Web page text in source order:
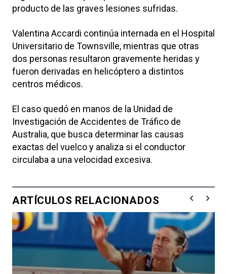
producto de las graves lesiones sufridas.
Valentina Accardi continúa internada en el Hospital
Universitario de Townsville, mientras que otras
dos personas resultaron gravemente heridas y
fueron derivadas en helicóptero a distintos
centros médicos.
El caso quedó en manos de la Unidad de
Investigación de Accidentes de Tráfico de
Australia, que busca determinar las causas
exactas del vuelco y analiza si el conductor
circulaba a una velocidad excesiva.
ARTÍCULOS RELACIONADOS